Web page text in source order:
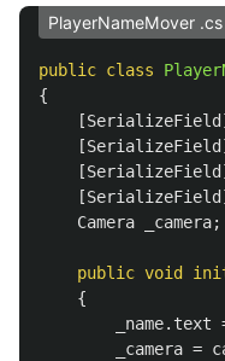
PlayerNameMover .cs
public class
{
[SerializeField ]
[SerializeField ]
[SerializeField ]
[SerializeField ]
Camera
_camera;
public void
{
_name. text
_camera =